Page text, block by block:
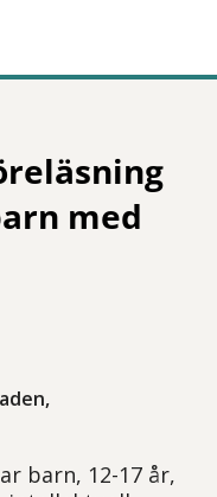
med
barn, 12-17 år,